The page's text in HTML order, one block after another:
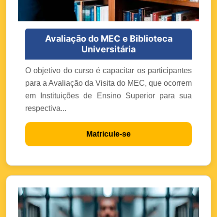
Avaliação do MEC e Biblioteca
Universitária
O objetivo do curso é capacitar os participantes
para a Avaliação da Visita do MEC, que ocorrem
em Instituições de Ensino Superior para sua
respectiva...
Matricule-se